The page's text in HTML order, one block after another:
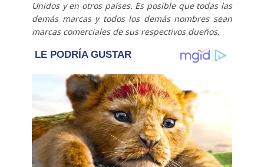
Unidos y en otros países. Es posible que todas las
demás marcas y todos los demás nombres sean
marcas comerciales de sus respectivos dueños.